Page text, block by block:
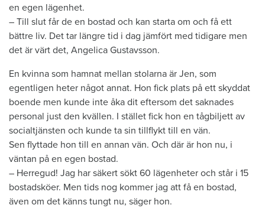
en egen lägenhet.
– Till slut får de en bostad och kan starta om och få ett
bättre liv. Det tar längre tid i dag jämfört med tidigare men
det är värt det, Angelica Gustavsson.
En kvinna som hamnat mellan stolarna är Jen, som
egentligen heter något annat. Hon fick plats på ett skyddat
boende men kunde inte åka dit eftersom det saknades
personal just den kvällen. I stället fick hon en tågbiljett av
socialtjänsten och kunde ta sin tillflykt till en vän.
Sen flyttade hon till en annan vän. Och där är hon nu, i
väntan på en egen bostad.
– Herregud! Jag har säkert sökt 60 lägenheter och står i 15
bostadsköer. Men tids nog kommer jag att få en bostad,
även om det känns tungt nu, säger hon.